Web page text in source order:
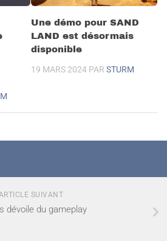
Une démo pour SAND
LAND est désormais
disponible
19 MARS 2024 PAR STURM
SUIVANT
dévoile du gameplay